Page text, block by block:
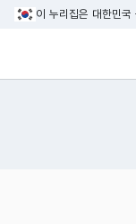
이 누리집은 대한민
방송미디